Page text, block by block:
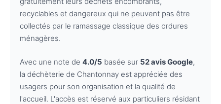
recyclables et dangereux qui ne peuvent pas être
collectés par le ramassage classique des ordures
ménagères.
Avec une note de 4.0/5 basée sur 52 avis Google,
la déchèterie de Chantonnay est appréciée des
usagers pour son organisation et la qualité de
l'accueil. L'accès est réservé aux particuliers résidant